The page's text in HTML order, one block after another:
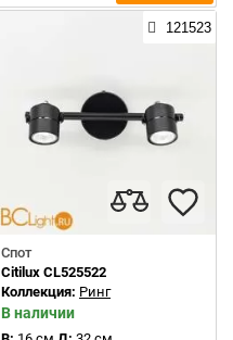
121523
Спот
Citilux CL525522
Коллекция: Ринг
В наличии